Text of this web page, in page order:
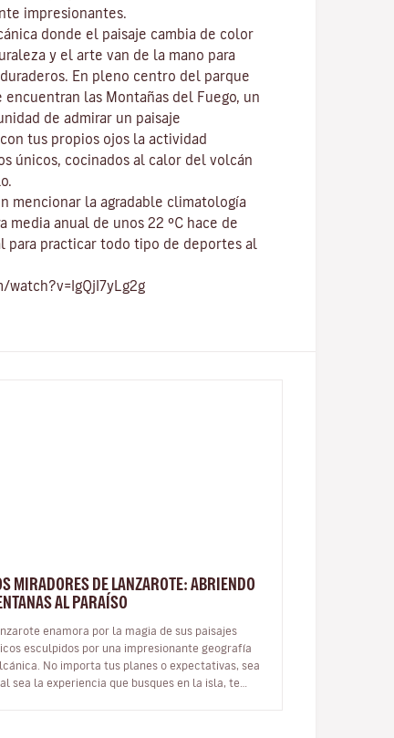
impresionantes.
donde el paisaje cambia de color
y el arte van de la mano para
En pleno centro del parque
encuentran las Montañas del Fuego , un
de admirar un paisaje
tus propios ojos la actividad
únicos, cocinados al calor del volcán
mencionar la agradable climatología
media anual de unos 22 ºC hace de
para practicar todo tipo de deportes al
MIRADORES DE LANZAROTE: ABRIENDO
AL PARAÍSO
enamora por la magia de sus paisajes
esculpidos por una impresionante geografía
No importa tus planes o expectativas, sea
sea la experiencia que busques en la isla, te